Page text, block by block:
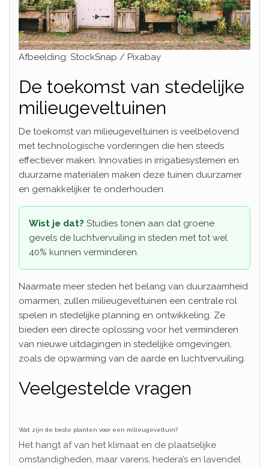
Afbeelding: StockSnap / Pixabay
De toekomst van stedelijke
milieugeveltuinen
De toekomst van milieugeveltuinen is veelbelovend
met technologische vorderingen die hen steeds
effectiever maken. Innovaties in irrigatiesystemen en
duurzame materialen maken deze tuinen duurzamer
en gemakkelijker te onderhouden.
Wist je dat? Studies tonen aan dat groene
gevels de luchtvervuiling in steden met tot wel
40% kunnen verminderen.
Naarmate meer steden het belang van duurzaamheid
omarmen, zullen milieugeveltuinen een centrale rol
spelen in stedelijke planning en ontwikkeling. Ze
bieden een directe oplossing voor het verminderen
van nieuwe uitdagingen in stedelijke omgevingen,
zoals de opwarming van de aarde en luchtvervuiling.
Veelgestelde vragen
Wat zijn de beste planten voor een milieugeveltuin?
Het hangt af van het klimaat en de plaatselijke
omstandigheden, maar varens, hedera’s en lavendel